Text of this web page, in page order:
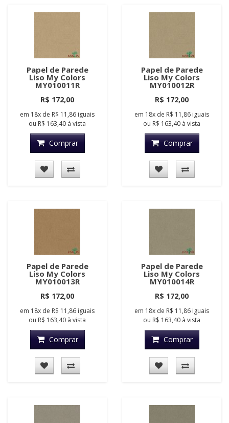
Papel de Parede
Liso My Colors
MY010011R
R$ 172,00
em 18x de R$ 11,86 iguais
ou R$ 163,40 à vista
Comprar
Papel de Parede
Liso My Colors
MY010012R
R$ 172,00
em 18x de R$ 11,86 iguais
ou R$ 163,40 à vista
Comprar
Papel de Parede
Liso My Colors
MY010013R
R$ 172,00
em 18x de R$ 11,86 iguais
ou R$ 163,40 à vista
Comprar
Papel de Parede
Liso My Colors
MY010014R
R$ 172,00
em 18x de R$ 11,86 iguais
ou R$ 163,40 à vista
Comprar